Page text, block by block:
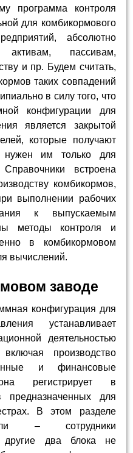
программа контроля
для комбикормового
абсолютно
пассивам,
и пр. Будем считать,
таких совпадений
в силу того, что
конфигурации для
является закрытой
которые получают
им только для
встроена
комбикормов,
выполнении рабочих
к выпускаемым
методы контроля и
в комбикормовом
вычислений.
заводе
конфигурация для
устанавливает
деятельностью
производство
и финансовые
регистрирует в
предназначенных для
В этом разделе
– сотрудники
другие два блока не